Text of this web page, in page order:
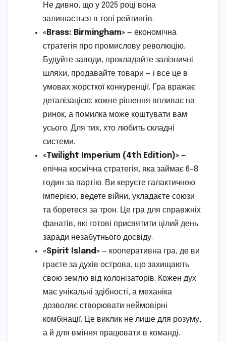
Не дивно, що у 2025 році вона
залишається в топі рейтингів.
«Brass: Birmingham» — економічна
стратегія про промислову революцію.
Будуйте заводи, прокладайте залізничні
шляхи, продавайте товари — і все це в
умовах жорсткої конкуренції. Гра вражає
деталізацією: кожне рішення впливає на
ринок, а помилка може коштувати вам
усього. Для тих, хто любить складні
системи.
«Twilight Imperium (4th Edition)» —
епічна космічна стратегія, яка займає 6–8
годин за партію. Ви керуєте галактичною
імперією, ведете війни, укладаєте союзи
та боретеся за трон. Це гра для справжніх
фанатів, які готові присвятити цілий день
заради незабутнього досвіду.
«Spirit Island» — кооперативна гра, де ви
граєте за духів острова, що захищають
свою землю від колонізаторів. Кожен дух
має унікальні здібності, а механіка
дозволяє створювати неймовірні
комбінації. Це виклик не лише для розуму,
а й для вміння працювати в команді.